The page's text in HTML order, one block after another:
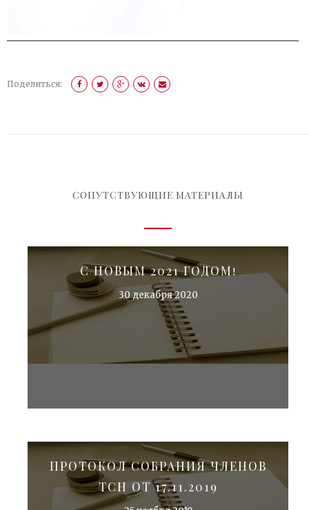
Поделиться:
СОПУТСТВУЮЩИЕ МАТЕРИАЛЫ
С НОВЫМ 2021 ГОДОМ!
30 декабря 2020
ПРОТОКОЛ СОБРАНИЯ ЧЛЕНОВ
ТСН ОТ 17.11.2019